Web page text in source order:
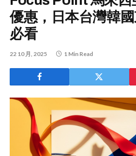
優惠，日本台灣韓
必看
22 10 月, 2025 1 Min Read